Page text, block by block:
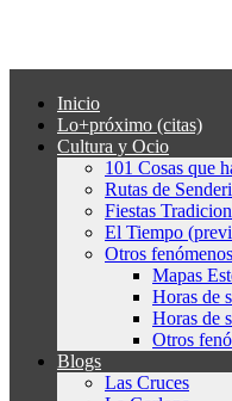
Inicio
Lo+próximo (citas)
Cultura y Ocio
101 Cosas que
Rutas de
Fiestas
El Tiempo
Otros
Mapas
Horas de
Horas de
Otros
Blogs
Las Cruces